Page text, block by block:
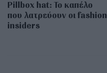
Pillbox hat: Το καπέλο
που λατρεύουν οι fashion
insiders